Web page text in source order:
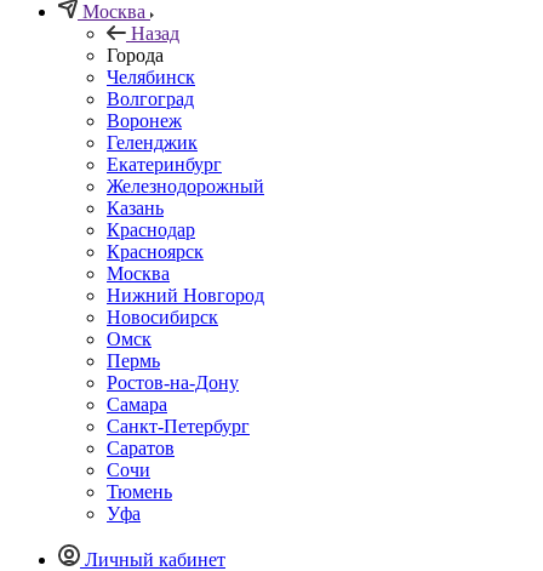
Москва
Назад
Города
Челябинск
Волгоград
Воронеж
Геленджик
Екатеринбург
Железнодорожный
Казань
Краснодар
Красноярск
Москва
Нижний Новгород
Новосибирск
Омск
Пермь
Ростов-на-Дону
Самара
Санкт-Петербург
Саратов
Сочи
Тюмень
Уфа
Личный кабинет